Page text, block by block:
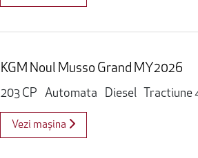
KGM Noul Musso Grand MY2026
203 CP
Automata Diesel Tractiune
Vezi mașina